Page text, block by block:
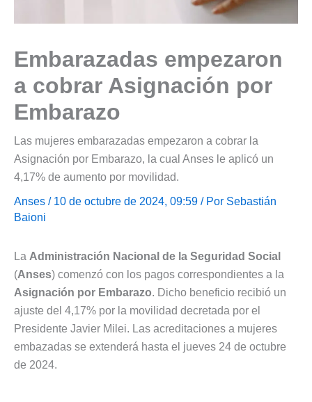
Embarazadas empezaron
a cobrar Asignación por
Embarazo
Las mujeres embarazadas empezaron a cobrar la
Asignación por Embarazo, la cual Anses le aplicó un
4,17% de aumento por movilidad.
Anses / 10 de octubre de 2024, 09:59 / Por Sebastián
Baioni
La Administración Nacional de la Seguridad Social
(Anses) comenzó con los pagos correspondientes a la
Asignación por Embarazo. Dicho beneficio recibió un
ajuste del 4,17% por la movilidad decretada por el
Presidente Javier Milei. Las acreditaciones a mujeres
embazadas se extenderá hasta el jueves 24 de octubre
de 2024.